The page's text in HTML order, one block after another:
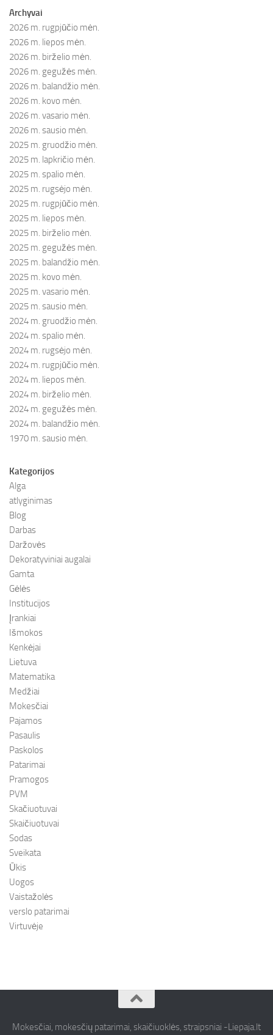
Archyvai
2026 m. rugpjūčio mėn.
2026 m. liepos mėn.
2026 m. birželio mėn.
2026 m. gegužės mėn.
2026 m. balandžio mėn.
2026 m. kovo mėn.
2026 m. vasario mėn.
2026 m. sausio mėn.
2025 m. gruodžio mėn.
2025 m. lapkričio mėn.
2025 m. spalio mėn.
2025 m. rugsėjo mėn.
2025 m. rugpjūčio mėn.
2025 m. liepos mėn.
2025 m. birželio mėn.
2025 m. gegužės mėn.
2025 m. balandžio mėn.
2025 m. kovo mėn.
2025 m. vasario mėn.
2025 m. sausio mėn.
2024 m. gruodžio mėn.
2024 m. spalio mėn.
2024 m. rugsėjo mėn.
2024 m. rugpjūčio mėn.
2024 m. liepos mėn.
2024 m. birželio mėn.
2024 m. gegužės mėn.
2024 m. balandžio mėn.
1970 m. sausio mėn.
Kategorijos
Alga
atlyginimas
Blog
Darbas
Daržovės
Dekoratyviniai augalai
Gamta
Gėlės
Institucijos
Įrankiai
Išmokos
Kenkėjai
Lietuva
Matematika
Medžiai
Mokesčiai
Pajamos
Pasaulis
Paskolos
Patarimai
Pramogos
PVM
Skačiuotuvai
Skaičiuotuvai
Sodas
Sveikata
Ūkis
Uogos
Vaistažolės
verslo patarimai
Virtuvėje
Mokesčiai, mokesčių patarimai, skaičiuoklės, straipsniai -Liepaja.lt